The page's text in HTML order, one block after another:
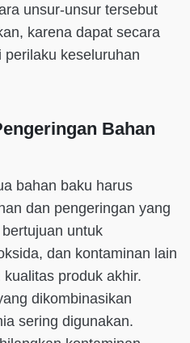
unsur-unsur tersebut
karena dapat secara
keseluruhan
Bahan
bahan baku harus
dan pengeringan yang
untuk
dan kontaminan lain
produk akhir.
dikombinasikan
sering digunakan.